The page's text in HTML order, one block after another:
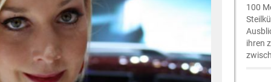
100
ihren